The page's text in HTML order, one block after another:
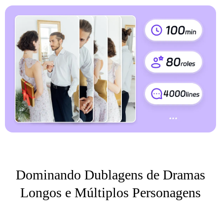
Dominando Dublagens de Dramas
Longos e Múltiplos Personagens